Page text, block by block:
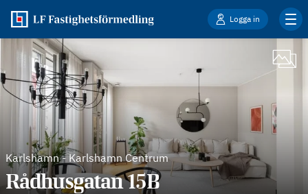
Logga in
Karlshamn-Karlshamn Centrum
Rådhusgatan 15B